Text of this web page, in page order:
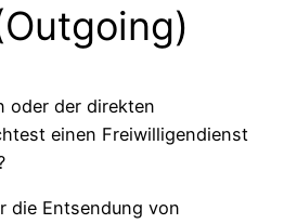
oder der direkten
einen Freiwilligendienst
die Entsendung von